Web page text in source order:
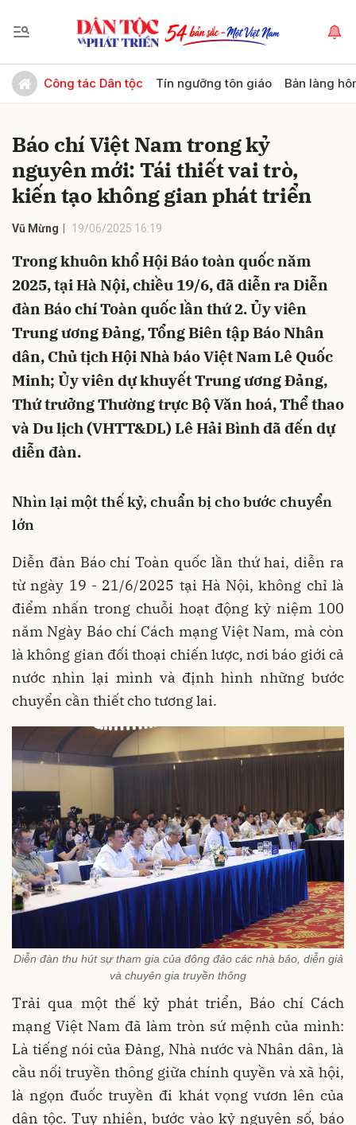
Công tác Dân tộc Tín ngưỡng tôn giáo Bản làng
Báo chí Việt Nam trong kỷ
nguyên mới: Tái thiết vai trò,
kiến tạo không gian phát triển
Vũ Mừng 19/06/2025 16:19
Trong khuôn khổ Hội Báo toàn quốc năm
2025, tại Hà Nội, chiều 19/6, đã diễn ra Diễn
đàn Báo chí Toàn quốc lần thứ 2. Ủy viên
Trung ương Đảng, Tổng Biên tập Báo Nhân
dân, Chủ tịch Hội Nhà báo Việt Nam Lê Quốc
Minh; Ủy viên dự khuyết Trung ương Đảng,
Thứ trưởng Thường trực Bộ Văn hoá, Thể thao
và Du lịch (VHTT&DL) Lê Hải Bình đã đến dự
diễn đàn.
Nhìn lại một thế kỷ, chuẩn bị cho bước chuyển
lớn
Diễn đàn Báo chí Toàn quốc lần thứ hai, diễn ra
từ ngày 19 - 21/6/2025 tại Hà Nội, không chỉ là
điểm nhấn trong chuỗi hoạt động kỷ niệm 100
năm Ngày Báo chí Cách mạng Việt Nam, mà còn
là không gian đối thoại chiến lược, nơi báo giới cả
nước nhìn lại mình và định hình những bước
chuyển cần thiết cho tương lai.
Diễn đàn thu hút sự tham gia của đông đảo các nhà báo, diễn giả
và chuyên gia truyền thông
Trải qua một thế kỷ phát triển, Báo chí Cách
mạng Việt Nam đã làm tròn sứ mệnh của mình:
Là tiếng nói của Đảng, Nhà nước và Nhân dân, là
cầu nối truyền thông giữa chính quyền và xã hội,
là ngọn đuốc truyền đi khát vọng vươn lên của
dân tộc. Tuy nhiên, bước vào kỷ nguyên số, báo
Gửi bình luận